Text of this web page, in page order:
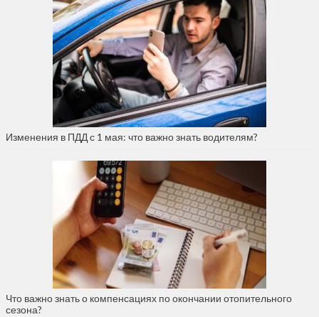
Изменения в ПДД с 1 мая: что важно знать водителям?
Что важно знать о компенсациях по окончании отопительного
сезона?